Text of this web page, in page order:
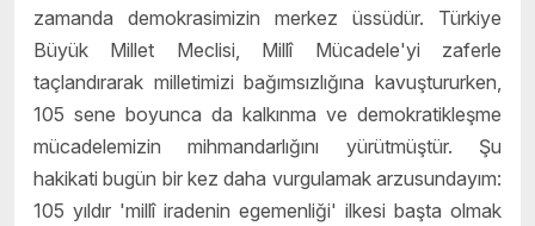
zamanda demokrasimizin merkez üssüdür. Türkiye
Büyük Millet Meclisi, Millî Mücadele'yi zaferle
taçlandırarak milletimizi bağımsızlığına kavuştururken,
105 sene boyunca da kalkınma ve demokratikleşme
mücadelemizin mihmandarlığını yürütmüştür. Şu
hakikati bugün bir kez daha vurgulamak arzusundayım:
105 yıldır 'millî iradenin egemenliği' ilkesi başta olmak